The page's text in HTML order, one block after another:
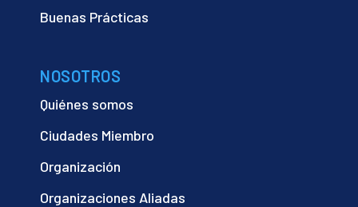
Buenas Prácticas
NOSOTROS
Quiénes somos
Ciudades Miembro
Organización
Organizaciones Aliadas